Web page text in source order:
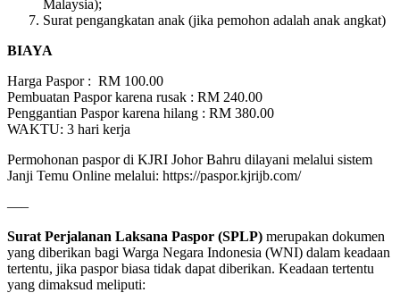
Malaysia);
Surat pengangkatan anak (jika pemohon adalah anak angkat)
BIAYA
Harga Paspor : RM 100.00
Pembuatan Paspor karena rusak : RM 240.00
Penggantian Paspor karena hilang : RM 380.00
WAKTU: 3 hari kerja
Permohonan paspor di KJRI Johor Bahru dilayani melalui sistem
Janji Temu Online melalui: https://paspor.kjrijb.com/
—–
Surat Perjalanan Laksana Paspor (SPLP) merupakan dokumen
yang diberikan bagi Warga Negara Indonesia (WNI) dalam keadaan
tertentu, jika paspor biasa tidak dapat diberikan. Keadaan tertentu
yang dimaksud meliputi: